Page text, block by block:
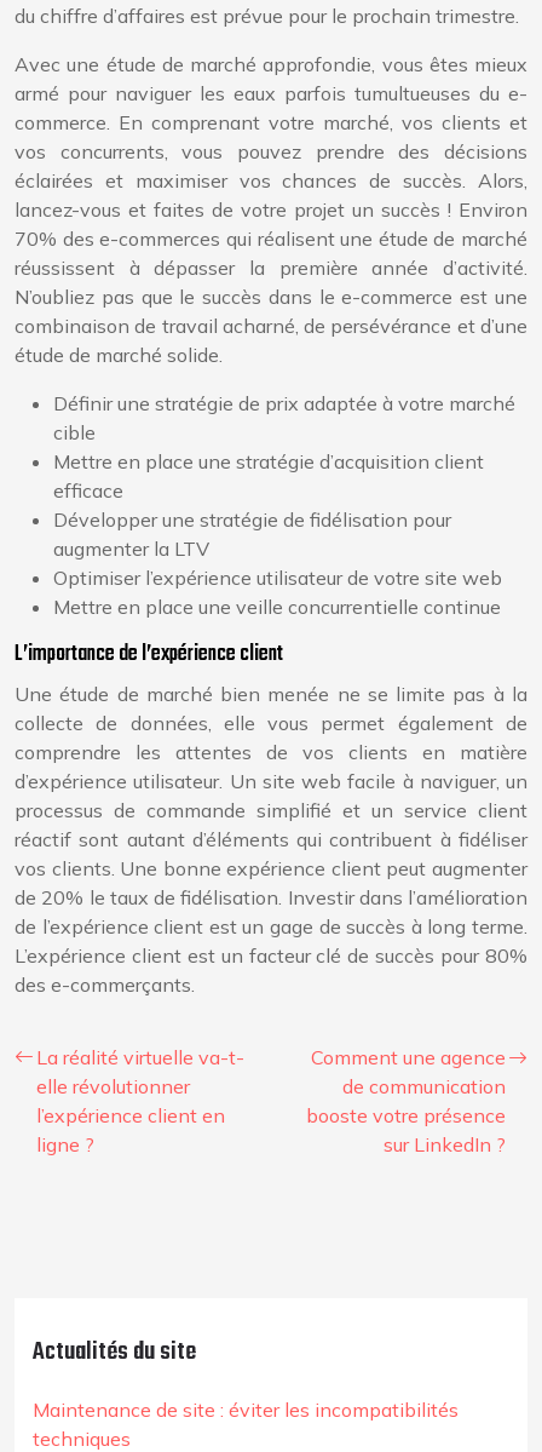
du chiffre d’affaires est prévue pour le prochain trimestre.
Avec une étude de marché approfondie, vous êtes mieux
armé pour naviguer les eaux parfois tumultueuses du e-
commerce. En comprenant votre marché, vos clients et
vos concurrents, vous pouvez prendre des décisions
éclairées et maximiser vos chances de succès. Alors,
lancez-vous et faites de votre projet un succès ! Environ
70% des e-commerces qui réalisent une étude de marché
réussissent à dépasser la première année d’activité.
N’oubliez pas que le succès dans le e-commerce est une
combinaison de travail acharné, de persévérance et d’une
étude de marché solide.
Définir une stratégie de prix adaptée à votre marché
cible
Mettre en place une stratégie d’acquisition client
efficace
Développer une stratégie de fidélisation pour
augmenter la LTV
Optimiser l’expérience utilisateur de votre site web
Mettre en place une veille concurrentielle continue
L’importance de l’expérience client
Une étude de marché bien menée ne se limite pas à la
collecte de données, elle vous permet également de
comprendre les attentes de vos clients en matière
d’expérience utilisateur. Un site web facile à naviguer, un
processus de commande simplifié et un service client
réactif sont autant d’éléments qui contribuent à fidéliser
vos clients. Une bonne expérience client peut augmenter
de 20% le taux de fidélisation. Investir dans l’amélioration
de l’expérience client est un gage de succès à long terme.
L’expérience client est un facteur clé de succès pour 80%
des e-commerçants.
La réalité virtuelle va-t-
elle révolutionner
l’expérience client en
ligne ?
Comment une agence
de communication
booste votre présence
sur LinkedIn ?
Actualités du site
Maintenance de site : éviter les incompatibilités
techniques